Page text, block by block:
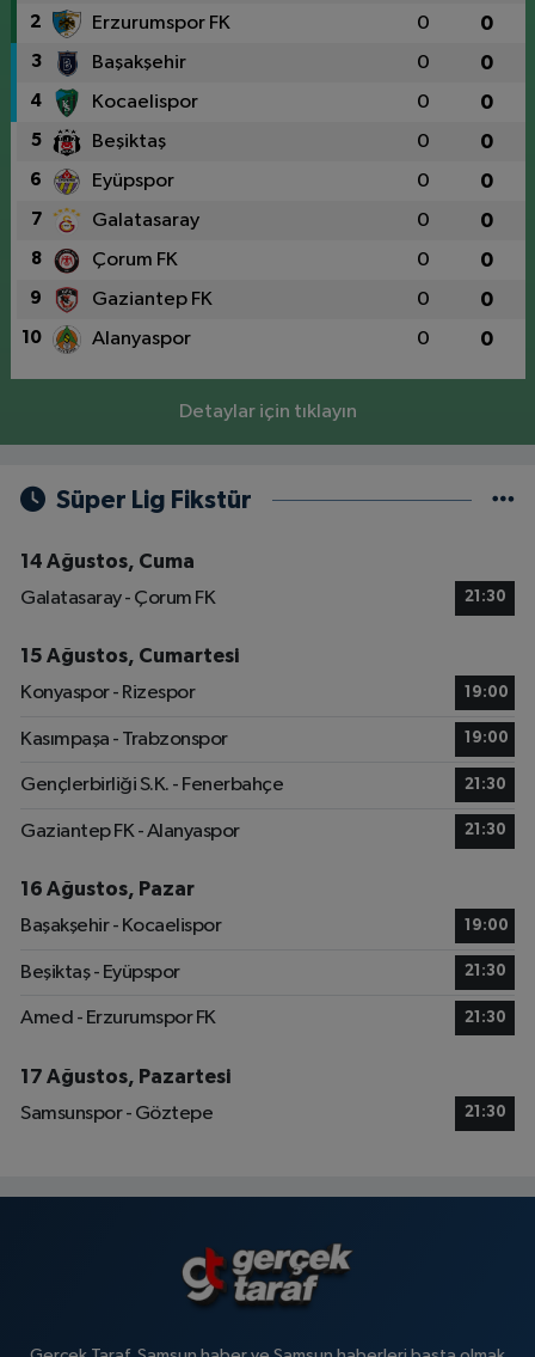
2 Erzurumspor FK 0 0
3 Başakşehir 0 0
4 Kocaelispor 0 0
5 Beşiktaş 0 0
6 Eyüpspor 0 0
7 Galatasaray 0 0
8 Çorum FK 0 0
9 Gaziantep FK 0 0
10 Alanyaspor 0 0
Detaylar için tıklayın
Süper Lig Fikstür
14 Ağustos, Cuma
Galatasaray - Çorum FK
21:30
15 Ağustos, Cumartesi
Konyaspor - Rizespor
19:00
Kasımpaşa - Trabzonspor 19:00
Gençlerbirliği S.K. - Fenerbahçe 21:30
Gaziantep FK - Alanyaspor 21:30
16 Ağustos, Pazar
Başakşehir - Kocaelispor
19:00
Beşiktaş - Eyüpspor 21:30
Amed - Erzurumspor FK 21:30
17 Ağustos, Pazartesi
Samsunspor - Göztepe
21:30